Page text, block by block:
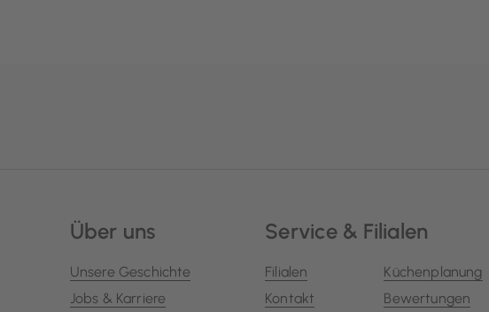
Über uns
Unsere Geschichte
Jobs & Karriere
Service & Filialen
Filialen
Kontakt
Küchenplanung
Bewertungen